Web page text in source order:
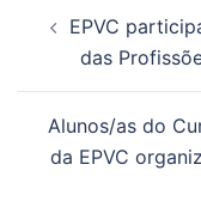
de
artigos
EPVC
das
Alunos/as do
da EPVC